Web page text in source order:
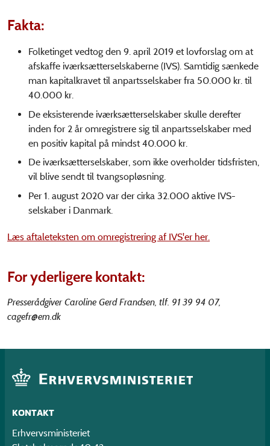
Fakta:
Folketinget vedtog den 9. april 2019 et lovforslag om at
afskaffe iværksætterselskaberne (IVS). Samtidig sænkede
man kapitalkravet til anpartsselskaber fra 50.000 kr. til
40.000 kr.
De eksisterende iværksætterselskaber skulle derefter
inden for 2 år omregistrere sig til anpartsselskaber med
en positiv kapital på mindst 40.000 kr.
De iværksætterselskaber, som ikke overholder tidsfristen,
vil blive sendt til tvangsopløsning.
Per 1. august 2020 var der cirka 32.000 aktive IVS-
selskaber i Danmark.
Læs aftaleteksten om omregistrering af IVS'er her.
For yderligere kontakt:
Presserådgiver Caroline Gerd Frandsen, tlf. 91 39 94 07,
cagefr@em.dk
KONTAKT
Erhvervsministeriet